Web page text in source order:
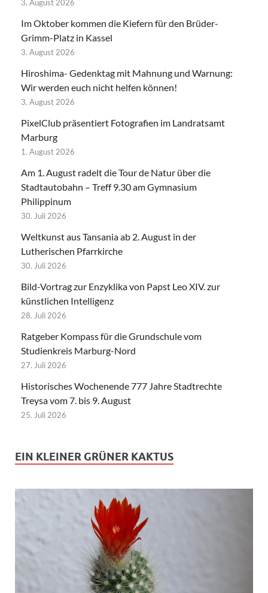
3. August 2026
Im Oktober kommen die Kiefern für den Brüder-
Grimm-Platz in Kassel
3. August 2026
Hiroshima- Gedenktag mit Mahnung und Warnung:
Wir werden euch nicht helfen können!
3. August 2026
PixelClub präsentiert Fotografien im Landratsamt
Marburg
1. August 2026
Am 1. August radelt die Tour de Natur über die
Stadtautobahn – Treff 9.30 am Gymnasium
Philippinum
30. Juli 2026
Weltkunst aus Tansania ab 2. August in der
Lutherischen Pfarrkirche
30. Juli 2026
Bild-Vortrag zur Enzyklika von Papst Leo XIV. zur
künstlichen Intelligenz
28. Juli 2026
Ratgeber Kompass für die Grundschule vom
Studienkreis Marburg-Nord
27. Juli 2026
Historisches Wochenende 777 Jahre Stadtrechte
Treysa vom 7. bis 9. August
25. Juli 2026
EIN KLEINER GRÜNER KAKTUS